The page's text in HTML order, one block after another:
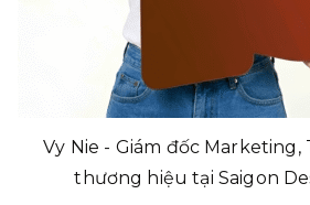
Vy Nie - Giám đốc Marketing,
thương hiệu tại Saigon